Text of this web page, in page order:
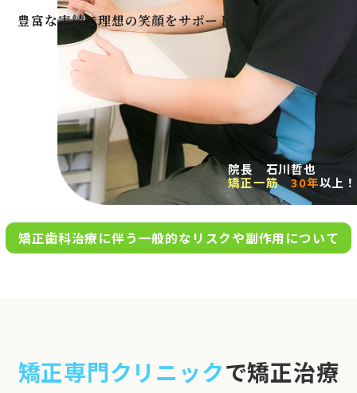
Q＆A
アクセス
お問い合わせ
完全
0120-695-578
※日曜は不定期で診療してい
ます
豊富な実績で理想の笑顔をサポートします
院長 石川哲也
矯正一筋
30年以上！
矯正歯科治療に伴う一般的なリスクや副作用について
矯正専門クリニックで矯正治療